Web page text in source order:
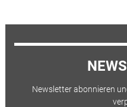
Newsletter abonnieren